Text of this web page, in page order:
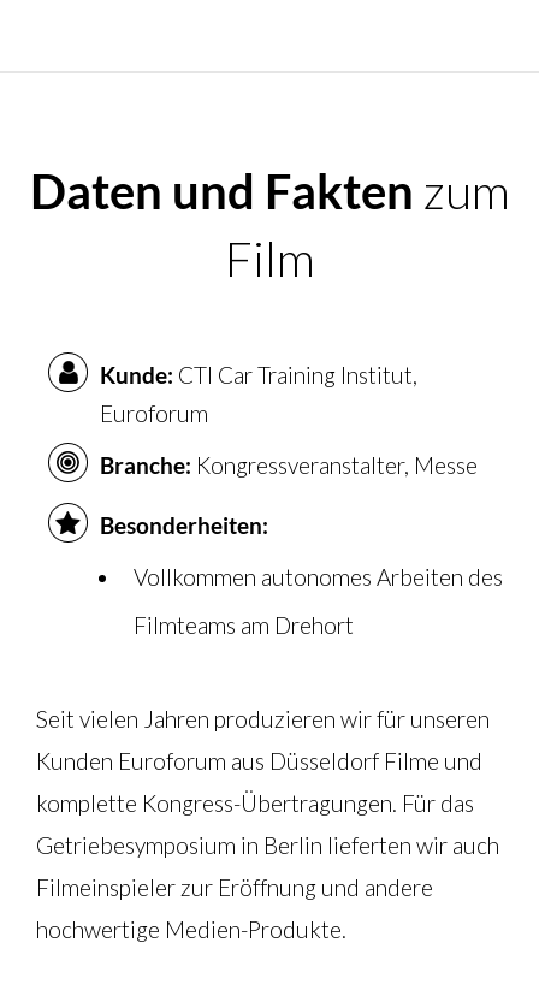
Daten und Fakten zum
Film
Kunde: CTI Car Training Institut,
Euroforum
Branche: Kongressveranstalter, Messe
Besonderheiten:
Vollkommen autonomes Arbeiten des
Filmteams am Drehort
Seit vielen Jahren produzieren wir für unseren
Kunden Euroforum aus Düsseldorf Filme und
komplette Kongress-Übertragungen. Für das
Getriebesymposium in Berlin lieferten wir auch
Filmeinspieler zur Eröffnung und andere
hochwertige Medien-Produkte.